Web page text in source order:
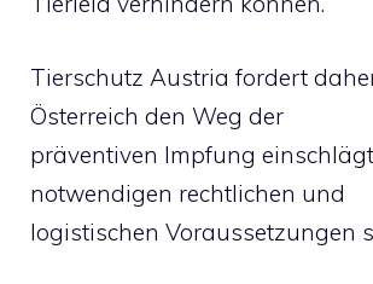
Tierschutz Austria fordert
Österreich den Weg der
präventiven Impfung
notwendigen rechtlichen und
logistischen Voraussetzungen